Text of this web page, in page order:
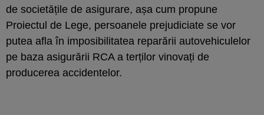
de societățile de asigurare, așa cum propune
Proiectul de Lege, persoanele prejudiciate se vor
putea afla în imposibilitatea reparării autovehiculelor
pe baza asigurării RCA a terților vinovați de
producerea accidentelor.